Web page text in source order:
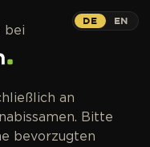
DE EN
bei
an
Bitte
bevorzugten